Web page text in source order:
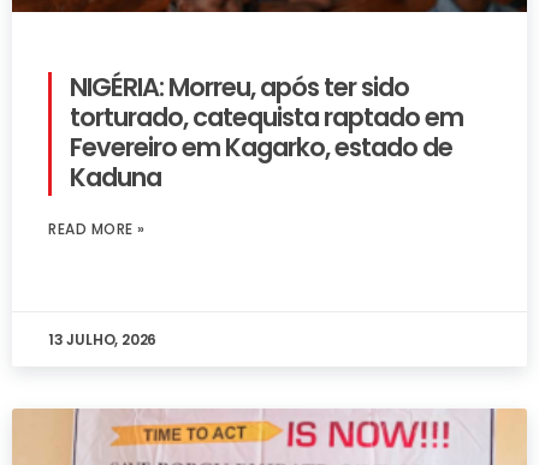
NIGÉRIA: Morreu, após ter sido
torturado, catequista raptado em
Fevereiro em Kagarko, estado de
Kaduna
READ MORE »
13 JULHO, 2026